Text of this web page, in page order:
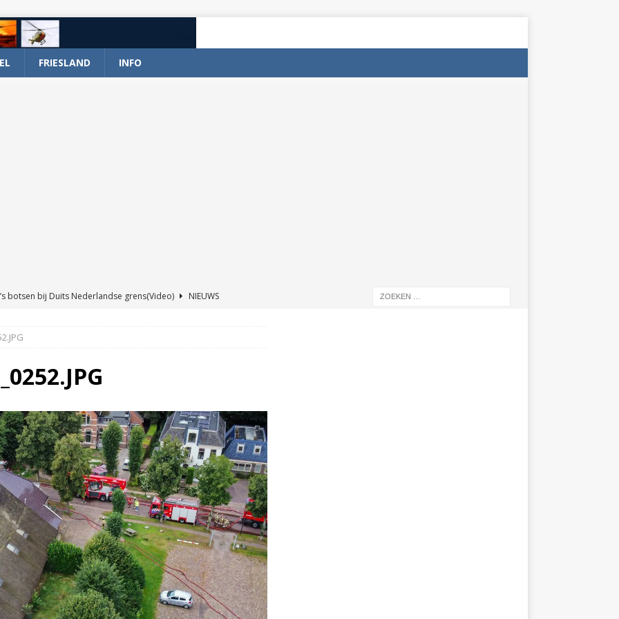
FRIESLAND INFO
botsen bij Duits Nederlandse grens(Video)
NIEUWS
en wagen met stro in de brand in Oosterhesselen(Video)
brand in Wijster(Video)
aangevaren op Schildmeer Steendam(Video) NIEUWS